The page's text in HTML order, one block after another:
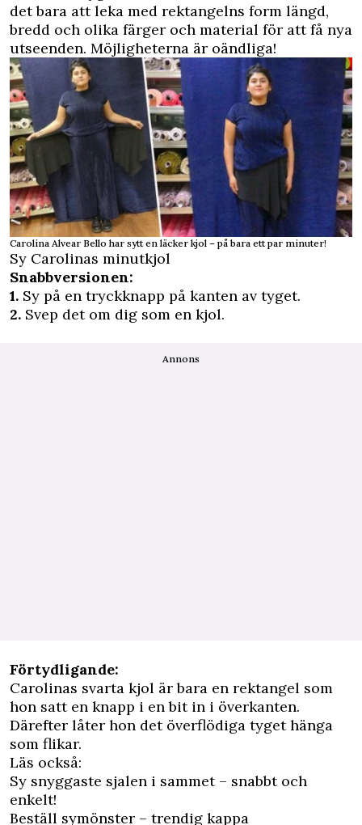
det bara att leka med rektangelns form längd,
bredd och olika färger och material för att få nya
utseenden. Möjligheterna är oändliga!
Carolina Alvear Bello har sytt en läcker kjol – på bara ett par minuter!
Sy Carolinas minutkjol
Snabbversionen:
1. Sy på en tryckknapp på kanten av tyget.
2. Svep det om dig som en kjol.
Annons
Förtydligande:
Carolinas svarta kjol är bara en rektangel som
hon satt en knapp i en bit in i överkanten.
Därefter låter hon det överflödiga tyget hänga
som flikar.
Läs också:
Sy snyggaste sjalen i sammet – snabbt och
enkelt!
Beställ symönster – trendig kappa